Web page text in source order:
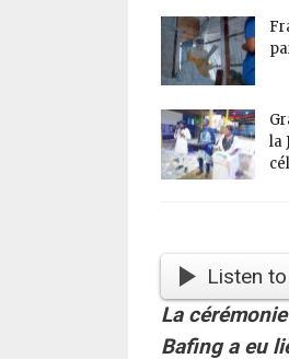
la
Listen
La
Bafing a eu